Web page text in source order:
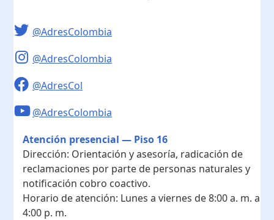
@AdresColombia
@AdresColombia
@AdresCol
@AdresColombia
Atención presencial — Piso 16
Dirección: Orientación y asesoría, radicación de
reclamaciones por parte de personas naturales y
notificación cobro coactivo.
Horario de atención: Lunes a viernes de 8:00 a. m. a
4:00 p. m.